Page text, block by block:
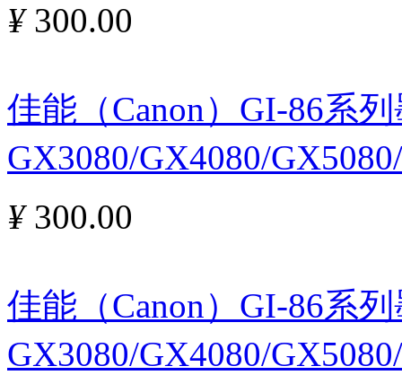
¥300.00
佳能（Canon）GI-86系
GX3080/GX4080/
¥300.00
佳能（Canon）GI-86系
GX3080/GX4080/